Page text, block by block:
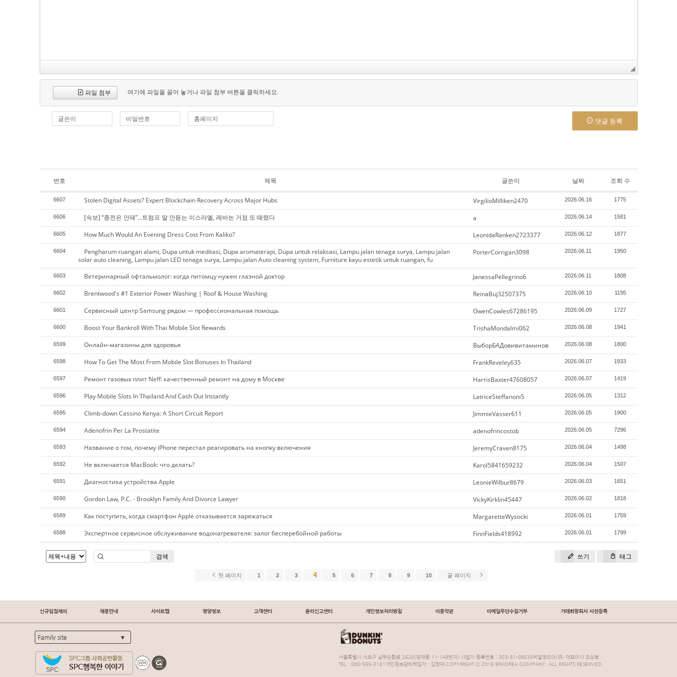
파일 첨부 여기에 파일을 끌어 놓거나 파일 첨부 버튼을 클릭하세요.
글쓴이 비밀번호 홈페이지 댓글 등록
번호 제목 글쓴이 날짜 조회 수
6607 Stolen Digital Assets? Expert Blockchain Recovery Across Major Hubs VirgilioMilliken2470 2026.06.16 1775
6606 [속보] “종전은 안돼”…트럼프 말 안듣는 이스라엘, 레바논 거점 또 때렸다 a 2026.06.14 1581
6605 How Much Would An Evening Dress Cost From Kaliko? LeonidaRanken2723377 2026.06.12 1877
6604
Pengharum ruangan alami, Dupa untuk meditasi, Dupa aromaterapi, Dupa untuk relaksasi, Lampu jalan tenaga surya, Lampu jalan
solar auto cleaning, Lampu jalan LED tenaga surya, Lampu jalan Auto cleaning system, Furniture kayu estetik untuk ruangan, fu
PorterCorrigan3098 2026.06.11 1950
6603 Ветеринарный офтальмолог: когда питомцу нужен глазной доктор JanessaPellegrino6 2026.06.11 1808
6602 Brentwood's #1 Exterior Power Washing | Roof & House Washing ReinaBuj32507375 2026.06.10 1195
6601 Сервисный центр Samsung рядом — профессиональная помощь OwenCowles67286195 2026.06.09 1727
6600 Boost Your Bankroll With Thai Mobile Slot Rewards TrishaMondalmi062 2026.06.08 1941
6599 Онлайн-магазины для здоровья ВыборБАДовивитаминов 2026.06.08 1800
6598 How To Get The Most From Mobile Slot Bonuses In Thailand FrankReveley635 2026.06.07 1933
6597 Ремонт газовых плит Neff: качественный ремонт на дому в Москве HarrisBaxter47608057 2026.06.07 1419
6596 Play Mobile Slots In Thailand And Cash Out Instantly LatriceSteffanoni5 2026.06.05 1312
6595 Climb-down Cassino Kenya: A Short Circuit Report JimmieVasser611 2026.06.05 1900
6594 Adenofrin Per La Prostatite adenofrincostob 2026.06.05 7296
6593 Название о том, почему iPhone перестал реагировать на кнопку включения JeremyCraven8175 2026.06.04 1498
6592 Не включается MacBook: что делать? Karol5841659232 2026.06.04 1507
6591 Диагностика устройства Apple LeonieWilbur8679 2026.06.03 1651
6590 Gordon Law, P.C. - Brooklyn Family And Divorce Lawyer VickyKirklin45447 2026.06.02 1818
6589 Как поступить, когда смартфон Apple отказывается заряжаться MargaretteWysocki 2026.06.01 1759
6588 Экспертное сервисное обслуживание водонагревателя: залог бесперебойной работы FinnFields418992 2026.06.01 1799
쓰기 태그
검색
첫 페이지 1 2 3 4 5 6 7 8 9 10 끝 페이지
신규입점제의 채용안내 사이트맵 영양정보 고객센터 윤리신고센터 개인정보처리방침 이용약관 이메일무단수집거부 거래희망회사 사전등록
Family site
서울특별시 서초구 남부순환로 2620(양재동 11-149번지) 사업자 등록번호 : 303-81-09535비알코리아(주) 대표이사 조상호
TEL : 080-555-3131개인정보관리책임자 : 김창대 COPYRIGHT Ⓒ 2016 BRKOREA COMPANY. ALL RIGHTS RESERVED.